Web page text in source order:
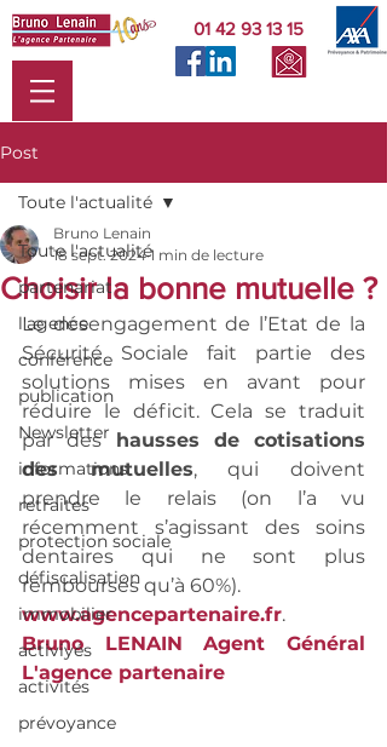
01 42 93 13 15
Post
Toute l'actualité
partenariat
l'agence
conférence
publication
Newsletter
informations
retraites
protection sociale
défiscalisation
immobilier
activiyés
activités
prévoyance
Toute l'actualité
Choisir la bonne mutuelle ?
Bruno Lenain
18 sept. 2024 1 min de lecture
Le désengagement de l’Etat de la
Sécurité Sociale fait partie des
solutions mises en avant pour
réduire le déficit. Cela se traduit
par des hausses de cotisations
des mutuelles, qui doivent
prendre le relais (on l’a vu
récemment s’agissant des soins
dentaires qui ne sont plus
remboursés qu’à 60%).
www.agencepartenaire.fr.
Bruno LENAIN Agent Général
L'agence partenaire